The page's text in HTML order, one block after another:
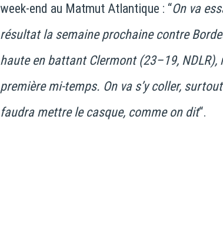
week-end au Matmut Atlantique : “On va
résultat la semaine prochaine contre
haute en battant Clermont (23–19, NDLR),
première mi-temps. On va s’y coller,
faudra mettre le casque, comme on dit“.